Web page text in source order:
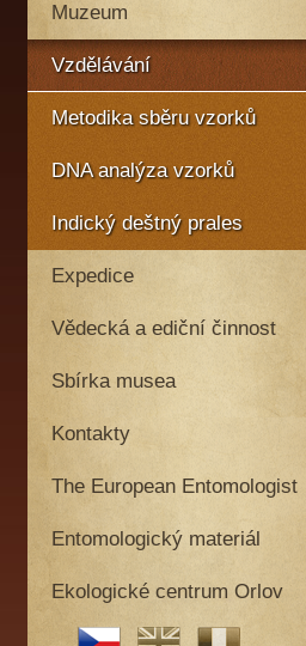
Muzeum
Vzdělávání
Metodika sběru vzorků
DNA analýza vzorků
Indický deštný prales
Expedice
Vědecká a ediční činnost
Sbírka musea
Kontakty
The European Entomologist
Entomologický materiál
Ekologické centrum Orlov